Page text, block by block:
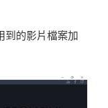
到的影片檔案加